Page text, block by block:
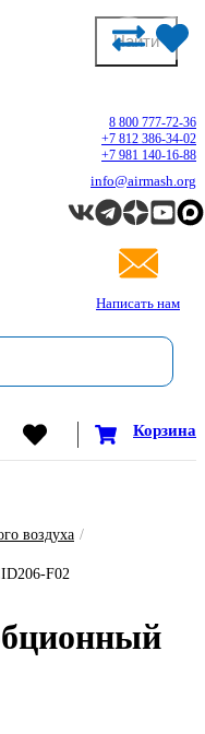
Написать нам
8 800 777-72-36
+7 812 386-34-02
+7 981 140-16-88
info@airmash.org
Корзина
воздуха /
F02